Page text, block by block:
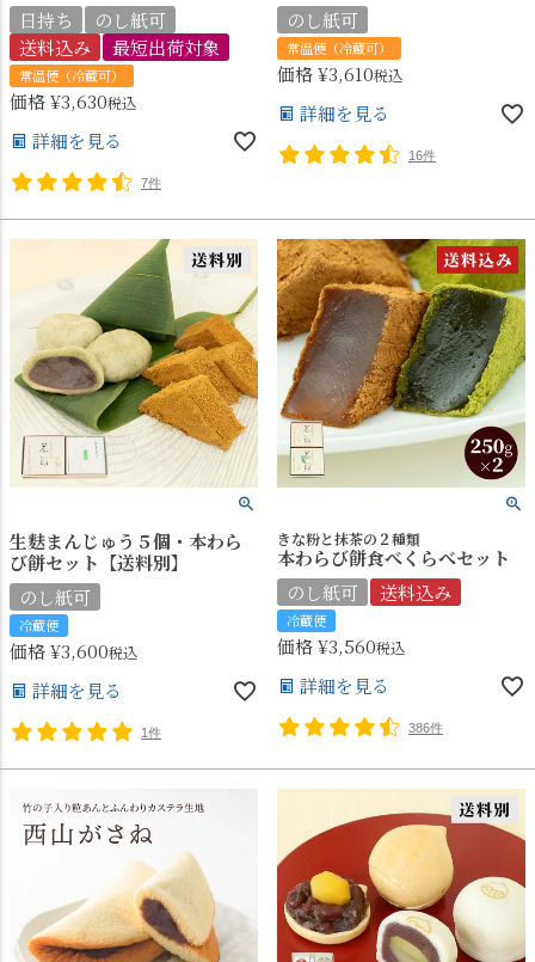
日持ち
のし紙可
送料込み
最短出荷対象
常温便（冷蔵可）
価格¥3,630税込
詳細を見る
7件
のし紙可
常温便（冷蔵可）
価格¥3,610税込
詳細を見る
16件
生麩まんじゅう５個・本わら
び餅セット【送料別】
のし紙可
冷蔵便
価格¥3,600税込
詳細を見る
1件
きな粉と抹茶の２種類
本わらび餅食べくらべセット
のし紙可
送料込み
冷蔵便
価格¥3,560税込
詳細を見る
386件